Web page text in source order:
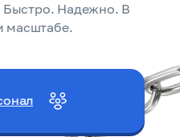
Быстро. Надежно. В
масштабе.